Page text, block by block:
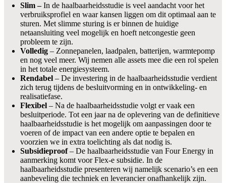
Slim –In de haalbaarheidsstudie is veel aandacht voor het
verbruiksprofiel en waar kansen liggen om dit optimaal aan te
sturen. Met slimme sturing is er binnen de huidige
netaansluiting veel mogelijk en hoeft netcongestie geen
probleem te zijn.
Volledig – Zonnepanelen, laadpalen, batterijen, warmtepomp
en nog veel meer. Wij nemen alle assets mee die een rol spelen
in het totale energiesysteem.
Rendabel – De investering in de haalbaarheidsstudie verdient
zich terug tijdens de besluitvorming en in ontwikkeling- en
realisatiefase.
Flexibel – Na de haalbaarheidsstudie volgt er vaak een
besluitperiode. Tot een jaar na de oplevering van de definitieve
haalbaarheidsstudie is het mogelijk om aanpassingen door te
voeren of de impact van een andere optie te bepalen en
voorzien we in extra toelichting als dat nodig is.
Subsidieproof– De haalbaarheidsstudie van Four Energy in
aanmerking komt voor Flex-e subsidie. In de
haalbaarheidsstudie presenteren wij namelijk scenario’s en een
aanbeveling die techniek en leverancier onafhankelijk zijn.